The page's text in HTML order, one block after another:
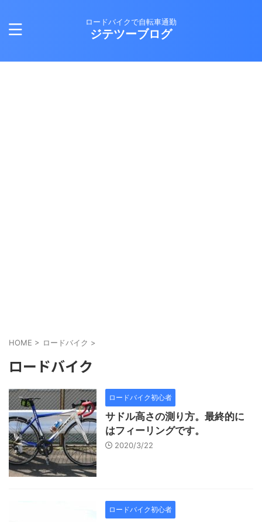
ロードバイクで自転車通勤
ジテツーブログ
HOME > ロードバイク >
ロードバイク
ロードバイク初心者
サドル高さの測り方。最終的に
はフィーリングです。
2020/3/22
ロードバイク初心者